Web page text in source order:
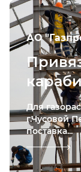
АО
Для
г.Чусовой
поставка...